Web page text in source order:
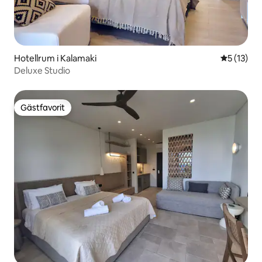
Hotellrum i Kalamaki 5 av 5 i
5 (13)
Deluxe Studio
Gästfavorit
Gästfavorit